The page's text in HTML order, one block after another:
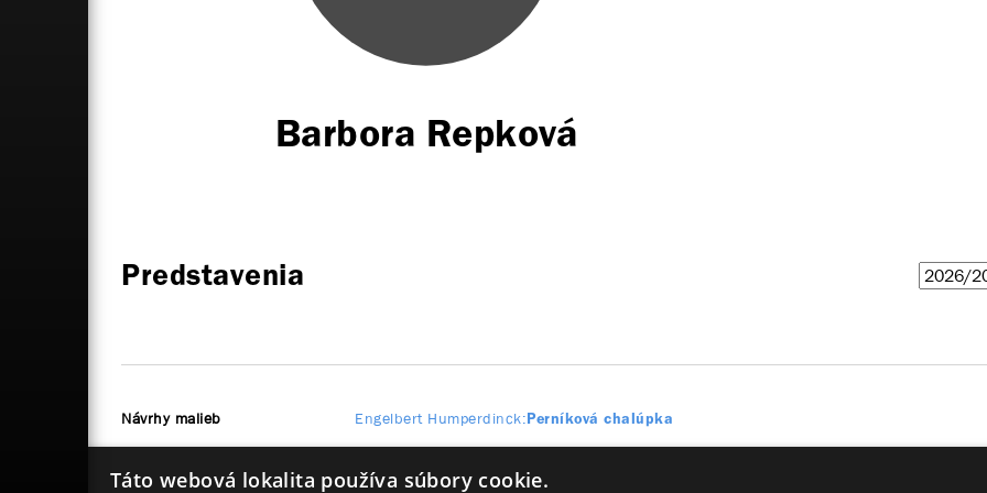
Barbora Repková
Predstavenia
Návrhy malieb Engelbert Humperdinck Perníková chalúpka
Táto webová lokalita používa súbory cookie.